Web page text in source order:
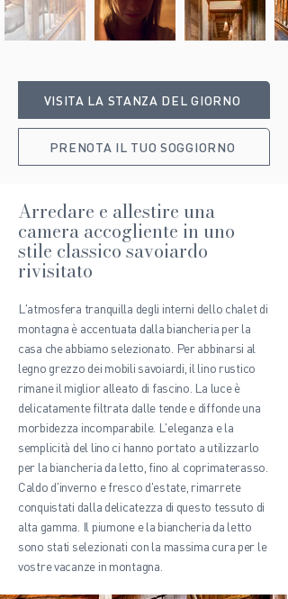
VISITA LA STANZA DEL GIORNO
PRENOTA IL TUO SOGGIORNO
Arredare e allestire una
camera accogliente in uno
stile classico savoiardo
rivisitato
L'atmosfera tranquilla degli interni dello chalet di
montagna è accentuata dalla biancheria per la
casa che abbiamo selezionato. Per abbinarsi al
legno grezzo dei mobili savoiardi, il lino rustico
rimane il miglior alleato di fascino. La luce è
delicatamente filtrata dalle tende e diffonde una
morbidezza incomparabile. L'eleganza e la
semplicità del lino ci hanno portato a utilizzarlo
per la biancheria da letto, fino al coprimaterasso.
Caldo d'inverno e fresco d'estate, rimarrete
conquistati dalla delicatezza di questo tessuto di
alta gamma. Il piumone e la biancheria da letto
sono stati selezionati con la massima cura per le
vostre vacanze in montagna.